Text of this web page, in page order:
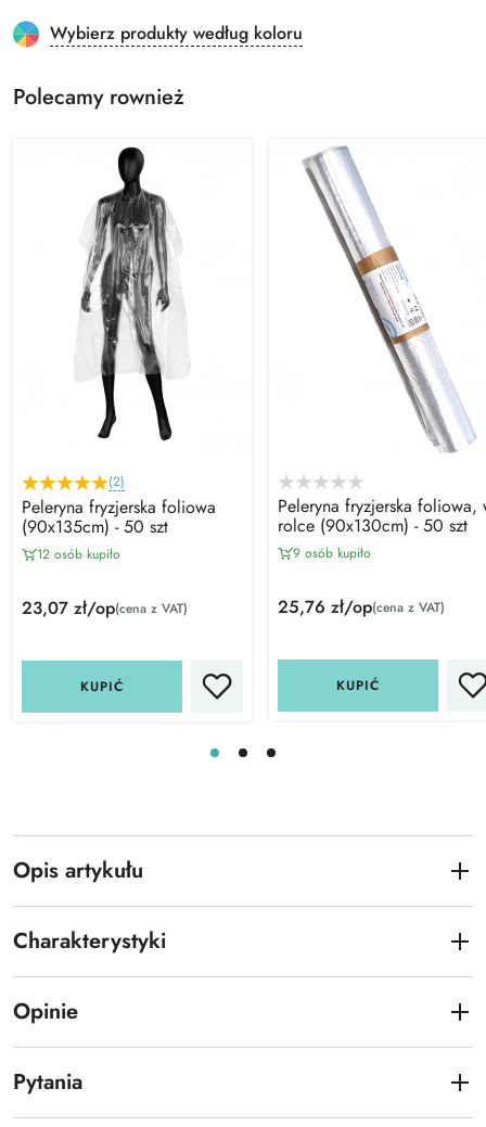
Wybierz produkty według koloru
Polecamy rownież
(2)
Peleryna fryzjerska foliowa
(90x135cm) - 50 szt
12 osób kupiło
23,07 zł/op(cena z VAT)
KUPIĆ
Peleryna fryzjerska foliowa,
rolce (90x130cm) - 50 szt
9 osób kupiło
25,76 zł/op(cena z VAT)
KUPIĆ
Opis artykułu
Charakterystyki
Opinie
Pytania